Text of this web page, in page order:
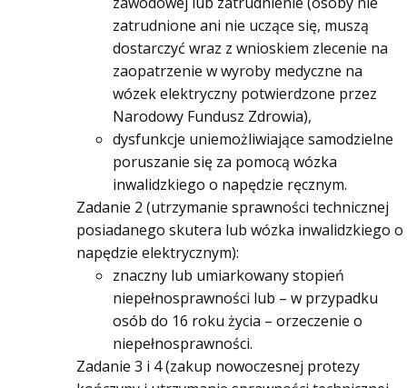
zatrudnione ani nie uczące się, muszą
dostarczyć wraz z wnioskiem zlecenie na
zaopatrzenie w wyroby medyczne na
wózek elektryczny potwierdzone przez
Narodowy Fundusz Zdrowia),
dysfunkcje uniemożliwiające samodzielne
poruszanie się za pomocą wózka
inwalidzkiego o napędzie ręcznym.
Zadanie 2 (utrzymanie sprawności technicznej
posiadanego skutera lub wózka inwalidzkiego o
napędzie elektrycznym):
znaczny lub umiarkowany stopień
niepełnosprawności lub – w przypadku
osób do 16 roku życia – orzeczenie o
niepełnosprawności.
Zadanie 3 i 4 (zakup nowoczesnej protezy